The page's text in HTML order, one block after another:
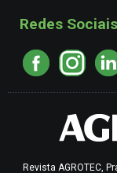
Redes Sociais
Revista AGROTEC,